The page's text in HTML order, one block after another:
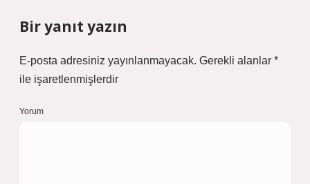
Bir yanıt yazın
E-posta adresiniz yayınlanmayacak. Gerekli alanlar *
ile işaretlenmişlerdir
Yorum